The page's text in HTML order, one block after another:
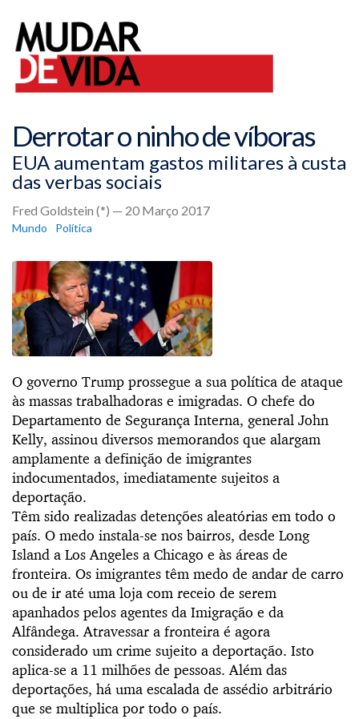
Derrotar o ninho de víboras
EUA aumentam gastos militares à custa
das verbas sociais
Fred Goldstein (*) — 20 Março 2017
Mundo Política
O governo Trump prossegue a sua política de ataque
às massas trabalhadoras e imigradas. O chefe do
Departamento de Segurança Interna, general John
Kelly, assinou diversos memorandos que alargam
amplamente a definição de imigrantes
indocumentados, imediatamente sujeitos a
deportação.
Têm sido realizadas detenções aleatórias em todo o
país. O medo instala-se nos bairros, desde Long
Island a Los Angeles a Chicago e às áreas de
fronteira. Os imigrantes têm medo de andar de carro
ou de ir até uma loja com receio de serem
apanhados pelos agentes da Imigração e da
Alfândega. Atravessar a fronteira é agora
considerado um crime sujeito a deportação. Isto
aplica-se a 11 milhões de pessoas. Além das
deportações, há uma escalada de assédio arbitrário
que se multiplica por todo o país.